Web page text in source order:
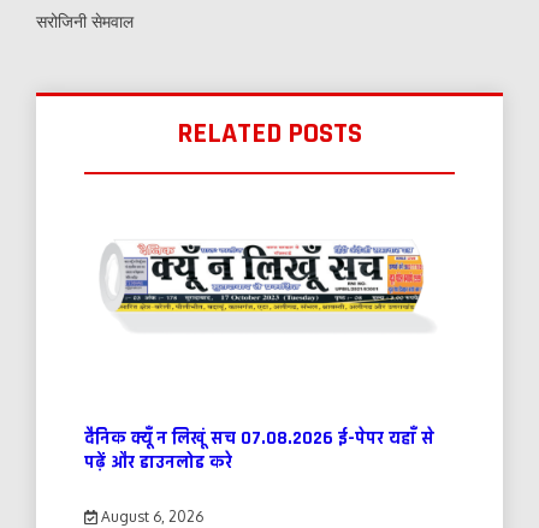
सरोजिनी सेमवाल
RELATED POSTS
दैनिक क्यूँ न लिखूं सच 07.08.2026 ई-पेपर यहाँ से
पढ़ें और डाउनलोड करे
August 6, 2026